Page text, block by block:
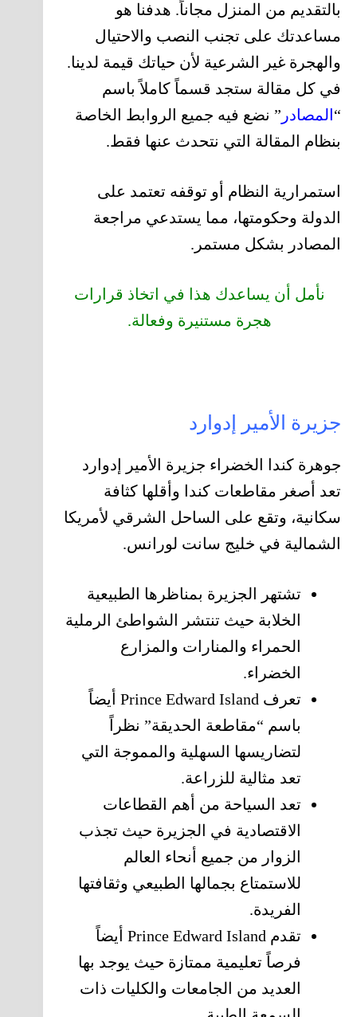
بالتقديم من المنزل مجاناً. هدفنا هو
مساعدتك على تجنب النصب والاحتيال
والهجرة غير الشرعية لأن حياتك قيمة لدينا.
في كل مقالة ستجد قسماً كاملاً باسم
“ المصادر ” نضع فيه جميع الروابط الخاصة
بنظام المقالة التي نتحدث عنها فقط.
استمرارية النظام أو توقفه تعتمد على
الدولة وحكومتها، مما يستدعي مراجعة
المصادر بشكل مستمر.
نأمل أن يساعدك هذا في اتخاذ قرارات
هجرة مستنيرة وفعالة.
جزيرة الأمير إدوارد
جوهرة كندا الخضراء جزيرة الأمير إدوارد
تعد أصغر مقاطعات كندا وأقلها كثافة
سكانية، وتقع على الساحل الشرقي لأمريكا
الشمالية في خليج سانت لورانس.
تشتهر الجزيرة بمناظرها الطبيعية
الخلابة حيث تنتشر الشواطئ الرملية
الحمراء والمنارات والمزارع
الخضراء.
تعرف Prince Edward Island أيضاً
باسم “مقاطعة الحديقة” نظراً
لتضاريسها السهلية والمموجة التي
تعد مثالية للزراعة.
تعد السياحة من أهم القطاعات
الاقتصادية في الجزيرة حيث تجذب
الزوار من جميع أنحاء العالم
للاستمتاع بجمالها الطبيعي وثقافتها
الفريدة.
تقدم Prince Edward Island أيضاً
فرصاً تعليمية ممتازة حيث يوجد بها
العديد من الجامعات والكليات ذات